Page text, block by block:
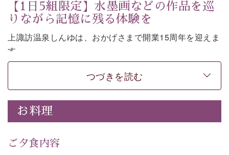
【1日5組限定】水墨画などの作品を巡
りながら記憶に残る体験を
上諏訪温泉しんゆは、おかげさまで開業15周年を迎えま
す。
皆様へ感謝の気持ちを込めて、1,500円分の館内利用券
など特別な特典がついた記念プランをご用意いたしまし
た。
七色に移ろう「月下の櫻」や水墨画などの意匠をしつら
体験もお楽しみいただけます。
つづきを読む
お料理
ご夕食内容